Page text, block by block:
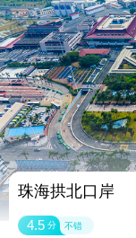
珠海拱北口岸
4.5 分 不错
